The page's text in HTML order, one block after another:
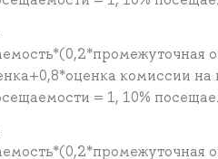
комиссии
= 1, 10%